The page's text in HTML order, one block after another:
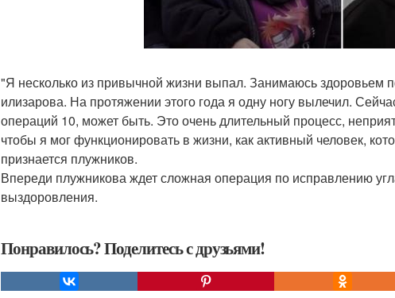
"Я несколько из привычной жизни выпал. Занимаюсь здоровьем
илизарова. На протяжении этого года я одну ногу вылечил.
операций 10, может быть. Это очень длительный процесс,
чтобы я мог функционировать в жизни, как активный человек,
признается плужников.
Впереди плужникова ждет сложная операция по исправлению
выздоровления.
Понравилось? Поделитесь с друзьями!